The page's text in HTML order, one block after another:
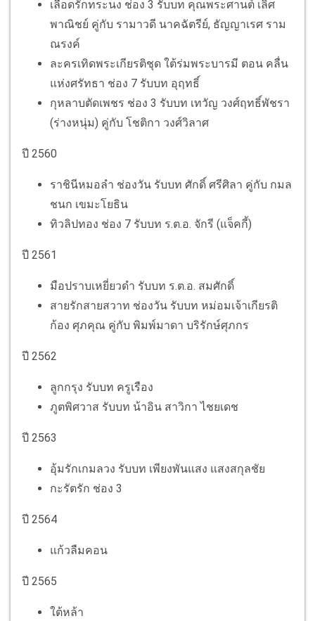
เลือดรักทระนง ช่อง 3 รับบท คุณพระศานต์ เลิศ
พาณิชย์ คู่กับ รามาวดี นาคฉัตรีย์, ธัญญาเรศ ราม
ณรงค์
ละครเทิดพระเกียรติชุด ใต้ร่มพระบารมี ตอน คลื่น
แห่งศรัทธา ช่อง 7 รับบท อุฤทธิ์
กุหลาบตัดเพชร ช่อง 3 รับบท เทวัญ วงศ์ฤทธิ์พัชรา
(ร่างหนุ่ม) คู่กับ โชติกา วงศ์วิลาศ
ปี 2560
ราชินีหมอลำ ช่องวัน รับบท ศักดิ์ ศรีศิลา คู่กับ กมล
ชนก เขมะโยธิน
ทิวลิปทอง ช่อง 7 รับบท ร.ต.อ. จักรี (แจ็คกี้)
ปี 2561
มือปราบเหยี่ยวดำ รับบท ร.ต.อ. สมศักดิ์
สายรักสายสวาท ช่องวัน รับบท หม่อมเจ้าเกียรติ
ก้อง ศุภคุณ คู่กับ พิมพ์มาดา บริรักษ์ศุภกร
ปี 2562
ลูกกรุง รับบท ครูเรือง
ภูตพิศวาส รับบท น้าอิน สาวิกา ไชยเดช
ปี 2563
อุ้มรักเกมลวง รับบท เพียงพันแสง แสงสกุลชัย
กะรัตรัก ช่อง 3
ปี 2564
แก้วลืมคอน
ปี 2565
ใต้หล้า